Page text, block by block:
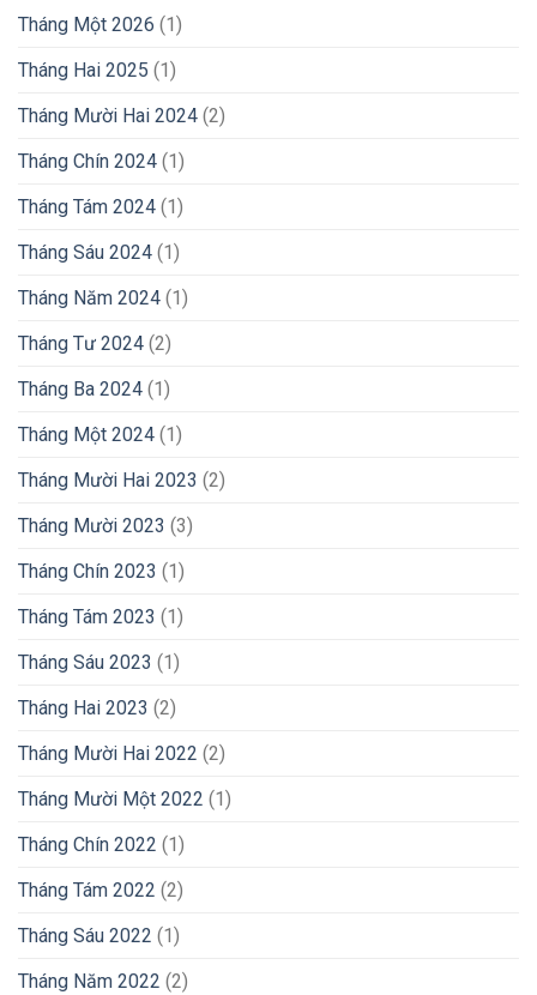
Tháng Một 2026 (1)
Tháng Hai 2025 (1)
Tháng Mười Hai 2024 (2)
Tháng Chín 2024 (1)
Tháng Tám 2024 (1)
Tháng Sáu 2024 (1)
Tháng Năm 2024 (1)
Tháng Tư 2024 (2)
Tháng Ba 2024 (1)
Tháng Một 2024 (1)
Tháng Mười Hai 2023 (2)
Tháng Mười 2023 (3)
Tháng Chín 2023 (1)
Tháng Tám 2023 (1)
Tháng Sáu 2023 (1)
Tháng Hai 2023 (2)
Tháng Mười Hai 2022 (2)
Tháng Mười Một 2022 (1)
Tháng Chín 2022 (1)
Tháng Tám 2022 (2)
Tháng Sáu 2022 (1)
Tháng Năm 2022 (2)